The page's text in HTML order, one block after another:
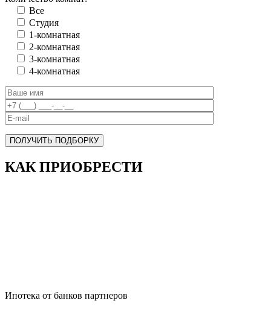
Все
Cтудия
1-комнатная
2-комнатная
3-комнатная
4-комнатная
ПОЛУЧИТЬ ПОДБОРКУ
КАК ПРИОБРЕСТИ
Ипотека от банков партнеров